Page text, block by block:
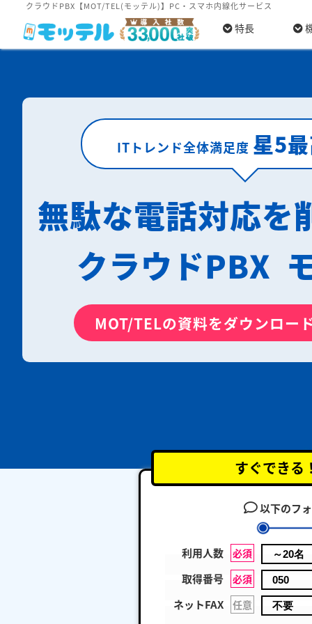
クラウドPBX【MOT/TEL(モッテル)】PC・スマホ内線化サービス
特長
ITトレンド全体満足度 星5
無駄な電話対応を
クラウドPBX
MOT/TELの資料をダウンロー
すぐできる
以下のフ
利用人数 必須
取得番号 必須
ネットFAX 任意